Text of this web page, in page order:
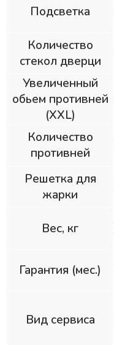
Подсветка
Количество
стекол дверци
Увеличенный
обьем противней
(XXL)
Количество
противней
Решетка для
жарки
Вес, кг
Гарантия (мес.)
Вид сервиса